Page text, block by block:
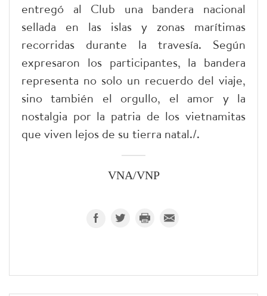
entregó al Club una bandera nacional
sellada en las islas y zonas marítimas
recorridas durante la travesía. Según
expresaron los participantes, la bandera
representa no solo un recuerdo del viaje,
sino también el orgullo, el amor y la
nostalgia por la patria de los vietnamitas
que viven lejos de su tierra natal./.
VNA/VNP